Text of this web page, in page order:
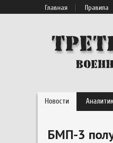
Главная Правила
Новости
БМП-3